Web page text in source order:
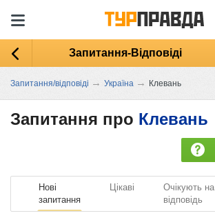
Запитання-Відповіді
Запитання/відповіді → Україна → Клевань
Запитання про Клевань
Нові
запитання
Цікаві
Очікують на
відповідь